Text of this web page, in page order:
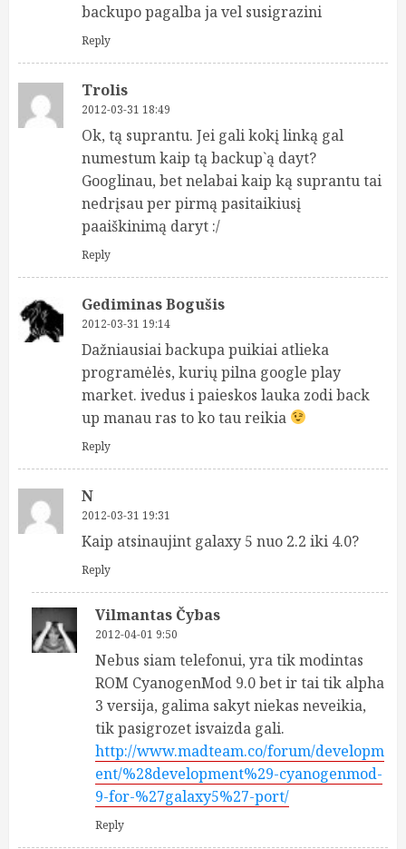
backupo pagalba ja vel susigrazini
Reply
Trolis
2012-03-31 18:49
Ok, tą suprantu. Jei gali kokį linką gal
numestum kaip tą backup`ą dayt?
Googlinau, bet nelabai kaip ką suprantu tai
nedrįsau per pirmą pasitaikiusį
paaiškinimą daryt :/
Reply
Gediminas Bogušis
2012-03-31 19:14
Dažniausiai backupa puikiai atlieka
programėlės, kurių pilna google play
market. ivedus i paieskos lauka zodi back
up manau ras to ko tau reikia
Reply
N
2012-03-31 19:31
Kaip atsinaujint galaxy 5 nuo 2.2 iki 4.0?
Reply
Vilmantas Čybas
2012-04-01 9:50
Nebus siam telefonui, yra tik modintas
ROM CyanogenMod 9.0 bet ir tai tik alpha
3 versija, galima sakyt niekas neveikia,
tik pasigrozet isvaizda gali.
http://www.madteam.co/forum/developm
ent/%28development%29-cyanogenmod-
9-for-%27galaxy5%27-port/
Reply